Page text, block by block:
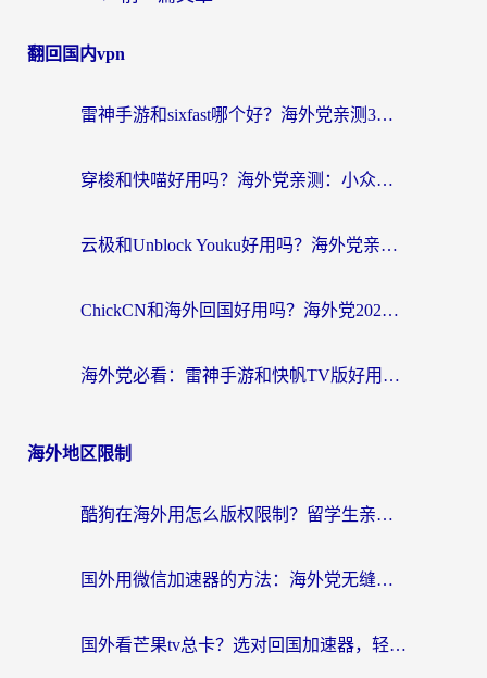
翻回国内vpn
雷神手游和sixfast哪个好？海外党亲测3款回国加速器，教你选对不踩坑
穿梭和快喵好用吗？海外党亲测：小众加速器对比+番茄加速器深度体验
云极和Unblock Youku好用吗？海外党亲测+2026回国加速器避坑指南
ChickCN和海外回国好用吗？海外党2026亲测：从手游到影音，选对加速器的3个关键
海外党必看：雷神手游和快帆TV版好用吗？3步选对回国加速器不踩坑
海外地区限制
酷狗在海外用怎么版权限制？留学生亲测：3步解决听国内音乐难题
国外用微信加速器的方法：海外党无缝连接国内生活的实用指南
国外看芒果tv总卡？选对回国加速器，轻松追《浪姐》不费劲